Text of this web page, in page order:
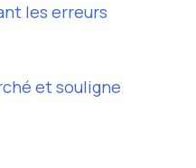
les erreurs
et souligne